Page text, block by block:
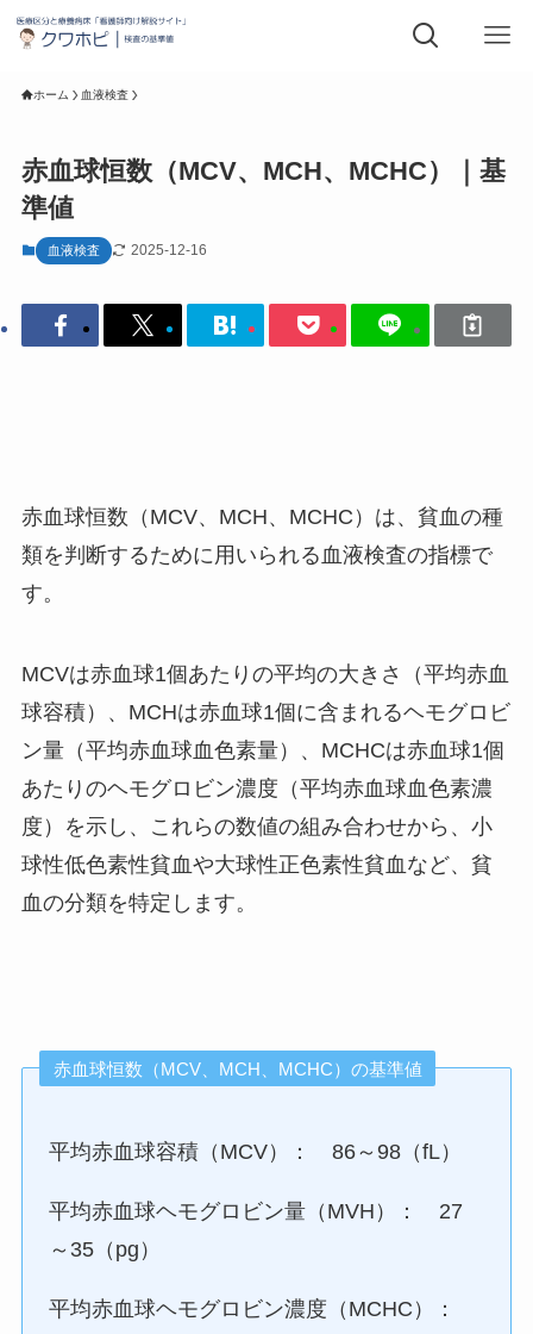
ホーム 血液検査
赤血球恒数（MCV、MCH、MCHC）｜基
準値
血液検査 2025-12-16
赤血球恒数（MCV、MCH、MCHC）は、貧血の種
類を判断するために用いられる血液検査の指標で
す。
MCVは赤血球1個あたりの平均の大きさ（平均赤血
球容積）、MCHは赤血球1個に含まれるヘモグロビ
ン量（平均赤血球血色素量）、MCHCは赤血球1個
あたりのヘモグロビン濃度（平均赤血球血色素濃
度）を示し、これらの数値の組み合わせから、小
球性低色素性貧血や大球性正色素性貧血など、貧
血の分類を特定します。
赤血球恒数（MCV、MCH、MCHC）の基準値
平均赤血球容積（MCV）： 86～98（fL）
平均赤血球ヘモグロビン量（MVH）： 27
～35（pg）
平均赤血球ヘモグロビン濃度（MCHC）：